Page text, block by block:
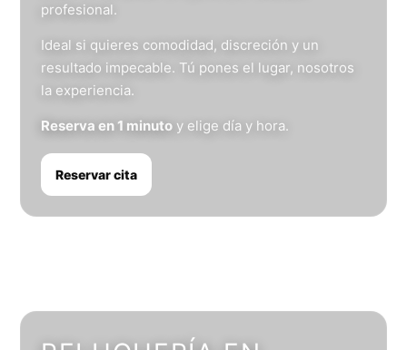
profesional.
Ideal si quieres comodidad, discreción y un
resultado impecable. Tú pones el lugar, nosotros
la experiencia.
Reserva en 1 minuto y elige día y hora.
Reservar cita